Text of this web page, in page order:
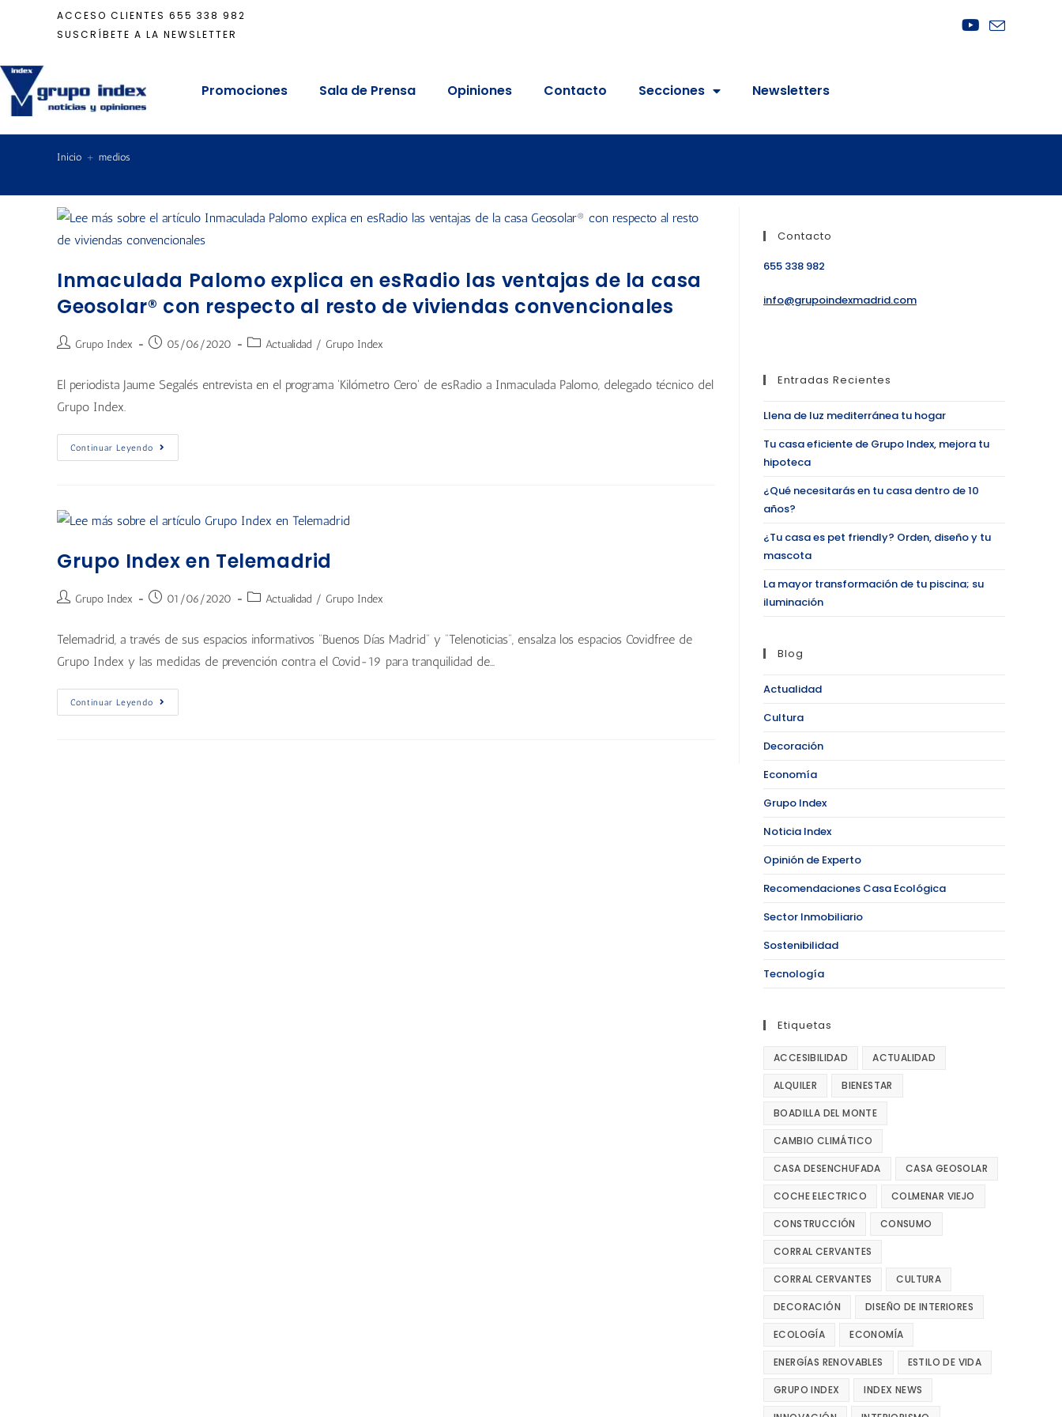
ACCESO CLIENTES 655 338 982
SUSCRÍBETE A LA NEWSLETTER
Promociones Sala de Prensa Opiniones Contacto Secciones Newsletters
Inicio + medios
Inmaculada Palomo explica en esRadio las ventajas de la casa
Geosolar® con respecto al resto de viviendas convencionales
Grupo Index 05/06/2020 Actualidad / Grupo Index
El periodista Jaume Segalés entrevista en el programa 'Kilómetro Cero' de esRadio a Inmaculada Palomo, delegado técnico del
Grupo Index.
Continuar Leyendo
Grupo Index en Telemadrid
Grupo Index 01/06/2020 Actualidad / Grupo Index
Telemadrid, a través de sus espacios informativos “Buenos Días Madrid” y “Telenoticias”, ensalza los espacios Covidfree de
Grupo Index y las medidas de prevención contra el Covid-19 para tranquilidad de…
Continuar Leyendo
Contacto
655 338 982
info@grupoindexmadrid.com
Entradas Recientes
Llena de luz mediterránea tu hogar
Tu casa eficiente de Grupo Index, mejora tu
hipoteca
¿Qué necesitarás en tu casa dentro de 10
años?
¿Tu casa es pet friendly? Orden, diseño y tu
mascota
La mayor transformación de tu piscina; su
iluminación
Blog
Actualidad
Cultura
Decoración
Economía
Grupo Index
Noticia Index
Opinión de Experto
Recomendaciones Casa Ecológica
Sector Inmobiliario
Sostenibilidad
Tecnología
Etiquetas
ACCESIBILIDAD ACTUALIDAD
ALQUILER BIENESTAR
BOADILLA DEL MONTE
CAMBIO CLIMÁTICO
CASA DESENCHUFADA CASA GEOSOLAR
COCHE ELECTRICO COLMENAR VIEJO
CONSTRUCCIÓN CONSUMO
CORRAL CERVANTES
CORRAL CERVANTES CULTURA
DECORACIÓN DISEÑO DE INTERIORES
ECOLOGÍA ECONOMÍA
ENERGÍAS RENOVABLES ESTILO DE VIDA
GRUPO INDEX INDEX NEWS